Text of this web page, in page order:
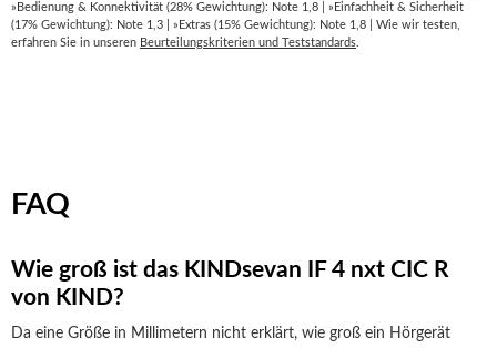
»Bedienung & Konnektivität (28% Gewichtung): Note 1,8 | »Einfachheit & Sicherheit
(17% Gewichtung): Note 1,3 | »Extras (15% Gewichtung): Note 1,8 | Wie wir testen,
erfahren Sie in unseren Beurteilungskriterien und Teststandards.
FAQ
Wie groß ist das KINDsevan IF 4 nxt CIC R
von KIND?
Da eine Größe in Millimetern nicht erklärt, wie groß ein Hörgerät